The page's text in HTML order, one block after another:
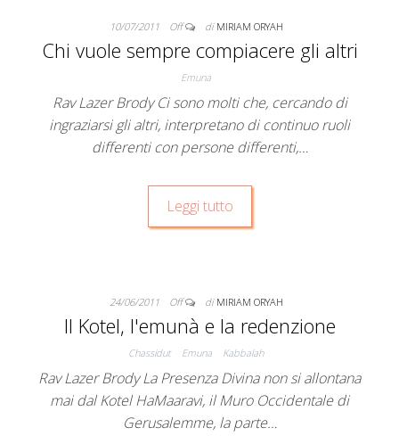
10/07/2011 Off di MIRIAM ORYAH
Chi vuole sempre compiacere gli altri
Emuna
Rav Lazer Brody Ci sono molti che, cercando di
ingraziarsi gli altri, interpretano di continuo ruoli
differenti con persone differenti,…
Leggi tutto
24/06/2011 Off di MIRIAM ORYAH
Il Kotel, l'emunà e la redenzione
Chassidut Emuna Kabbalah
Rav Lazer Brody La Presenza Divina non si allontana
mai dal Kotel HaMaaravi, il Muro Occidentale di
Gerusalemme, la parte…